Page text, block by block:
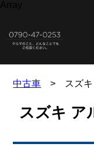
Array
中古車 > スズキ
スズキ ア